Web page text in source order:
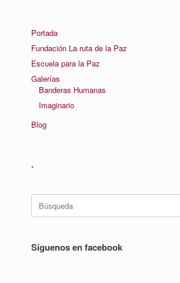
Portada
Fundación La ruta de la Paz
Escuela para la Paz
Galerías
Banderas Humanas
Imaginario
Blog
.
Síguenos en facebook